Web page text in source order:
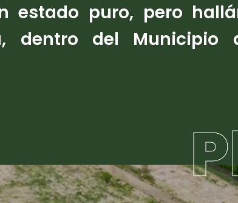
estado puro, pero
dentro del Municipio